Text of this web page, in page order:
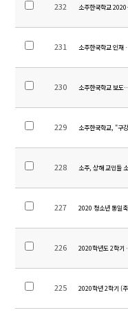
232 소주한국학교 2020
231 소주한국학교 인재
230 소주한국학교 보도
229 소주한국학교, "구
228 소주, 상해 교민들
227 2020 청소년 통일
226 2020학년도 2학기
225 2020학년 2학기 (